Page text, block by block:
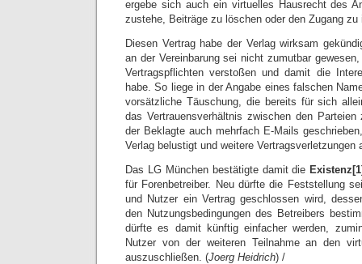
ergebe sich auch ein virtuelles Hausrecht des
zustehe, Beiträge zu löschen oder den Zugang zu
Diesen Vertrag habe der Verlag wirksam
an der Vereinbarung sei nicht zumutbar
Vertragspflichten verstoßen und damit die
habe. So liege in der Angabe eines falschen
vorsätzliche Täuschung, die bereits für sich
das Vertrauensverhältnis zwischen den
der Beklagte auch mehrfach E-Mails
Verlag belustigt und weitere Vertragsverletzungen
Das LG München bestätigte damit die
für Forenbetreiber. Neu dürfte die Feststellung
und Nutzer ein Vertrag geschlossen wird,
den Nutzungsbedingungen des Betreibers
dürfte es damit künftig einfacher werden,
Nutzer von der weiteren Teilnahme an den
auszuschließen. (Joerg Heidrich) /